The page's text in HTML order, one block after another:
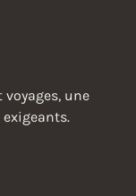
voyages, une